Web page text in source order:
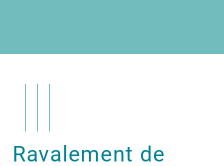
Ravalement de